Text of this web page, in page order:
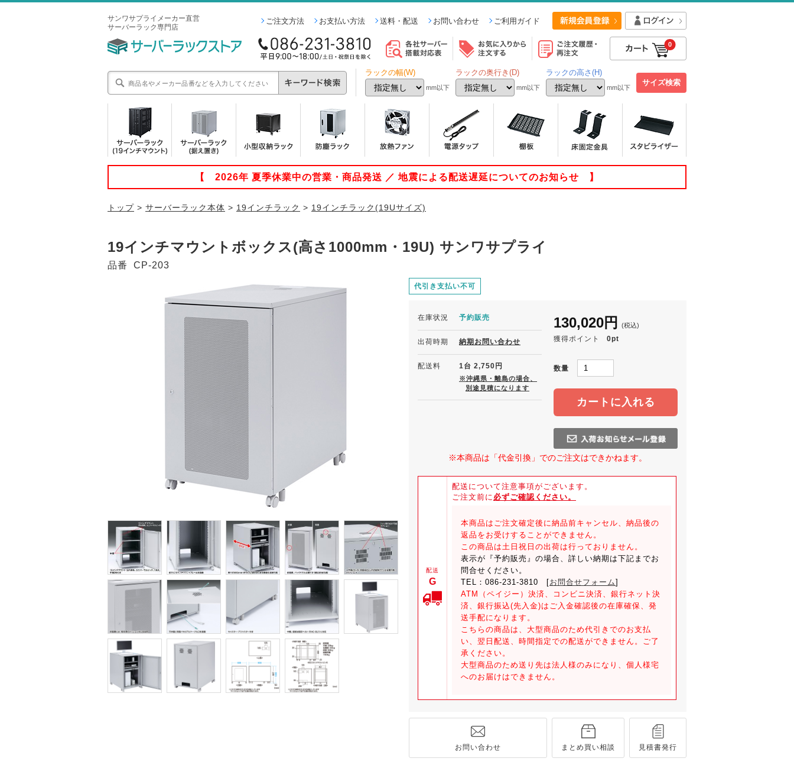
サンワサプライメーカー直営
サーバーラック専門店
ご注文方法 お支払い方法 送料・配送 お問い合わせ ご利用ガイド
0
ラックの幅(W)
mm以下
ラックの奥行き(D)
mm以下
ラックの高さ(H)
mm以下
【 2026年 夏季休業中の営業・商品発送 ／ 地震による配送遅延についてのお知らせ 】
トップ > サーバーラック本体 > 19インチラック > 19インチラック(19Uサイズ)
19インチマウントボックス(高さ1000mm・19U) サンワサプライ
品番 CP-203
代引き支払い不可
在庫状況 予約販売
出荷時期 納期お問い合わせ
配送料 1台 2,750円
※沖縄県・離島の場合、
別途見積になります
130,020円 (税込)
獲得ポイント 0pt
数量
カートに入れる
※本商品は「代金引換」でのご注文はできかねます。
配送
G
配送について注意事項がございます。
ご注文前に 必ずご確認ください。
本商品はご注文確定後に納品前キャンセル、納品後の
返品をお受けすることができません。
この商品は土日祝日の出荷は行っておりません。
表示が『予約販売』の場合、詳しい納期は下記までお
問合せください。
TEL：086-231-3810 [お問合せフォーム]
ATM（ペイジー）決済、コンビニ決済、銀行ネット決
済、銀行振込(先入金)はご入金確認後の在庫確保、発
送手配になります。
こちらの商品は、大型商品のため代引きでのお支払
い、翌日配送、時間指定での配送ができません。ご了
承ください。
大型商品のため送り先は法人様のみになり、個人様宅
へのお届けはできません。
お問い合わせ まとめ買い相談 見積書発行